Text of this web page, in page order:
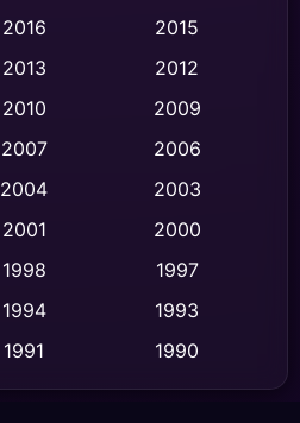
(436)
(513)
(10)
(59)
2016
2015
2013
2012
2010
2009
2007
2006
2004
2003
2001
2000
1998
1997
1994
1993
1991
1990
1988
1986